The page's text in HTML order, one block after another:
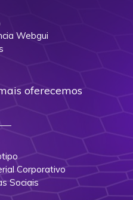
Webgui
oferecemos
Corporativo
Sociais